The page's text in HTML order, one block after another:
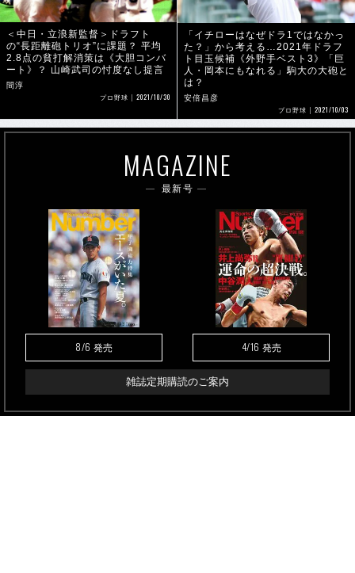
＜中日・立浪新監督＞ドラフト
の“長距離砲トリオ”に課題？ 平均
2.8点の貧打解消策は《大胆コンバ
ート》？ 山崎武司の忖度なし提言
間淳
プロ野球 2021/10/30
「イチローはなぜドラ1ではなかっ
た？」から考える…2021年ドラフ
ト目玉候補《外野手ベスト3》「巨
人・岡本にもなれる」駒大の大砲と
は？
安倍昌彦
プロ野球 2021/10/03
MAGAZINE
最新号
8/6 発売 4/16 発売
雑誌定期購読のご案内